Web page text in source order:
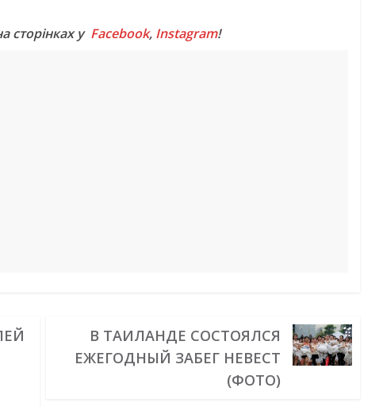
сторінках у Facebook, Instagram!
В ТАИЛАНДЕ СОСТОЯЛСЯ
ЕЖЕГОДНЫЙ ЗАБЕГ НЕВЕСТ
(ФОТО)